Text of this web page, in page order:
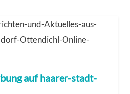
auf haarer-stadt-